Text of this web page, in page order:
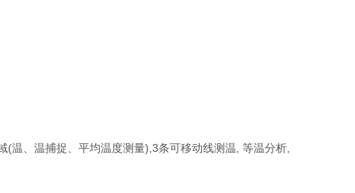
温、温捕捉、平均温度测量),3条可移动线测温, 等温分析,